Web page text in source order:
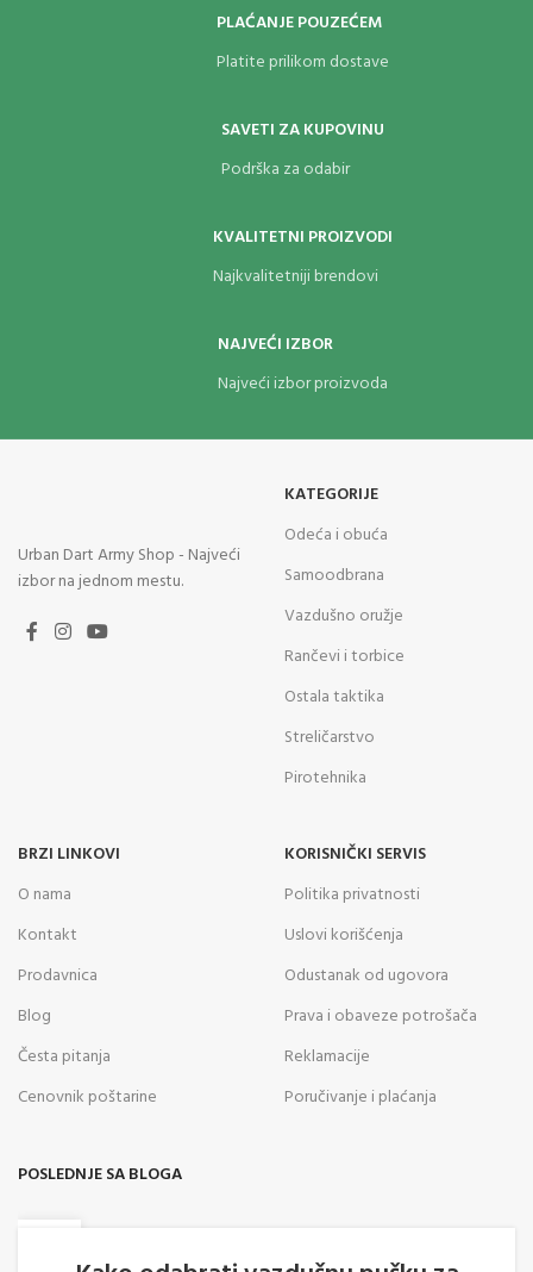
PLAĆANJE POUZEĆEM
Platite prilikom dostave
SAVETI ZA KUPOVINU
Podrška za odabir
KVALITETNI PROIZVODI
Najkvalitetniji brendovi
NAJVEĆI IZBOR
Najveći izbor proizvoda
Urban Dart Army Shop - Najveći
izbor na jednom mestu.
KATEGORIJE
Odeća i obuća
Samoodbrana
Vazdušno oružje
Rančevi i torbice
Ostala taktika
Streličarstvo
Pirotehnika
BRZI LINKOVI
O nama
Kontakt
Prodavnica
Blog
Česta pitanja
Cenovnik poštarine
KORISNIČKI SERVIS
Politika privatnosti
Uslovi korišćenja
Odustanak od ugovora
Prava i obaveze potrošača
Reklamacije
Poručivanje i plaćanja
POSLEDNJE SA BLOGA